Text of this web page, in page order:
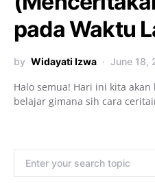
pada Waktu
by Widayati Izwa June 18,
Halo semua! Hari ini kita akan
belajar gimana sih cara